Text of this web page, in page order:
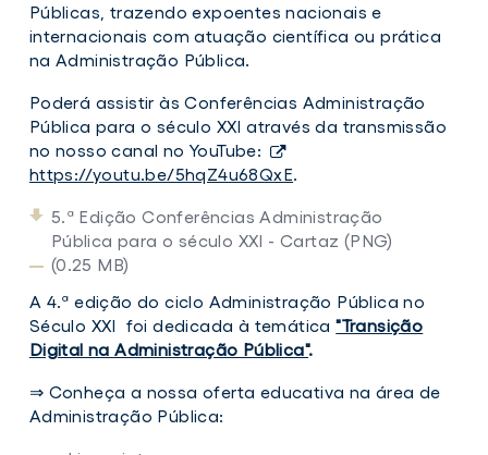
Públicas, trazendo expoentes nacionais e
internacionais com atuação científica ou prática
na Administração Pública.
Poderá assistir às Conferências Administração
Pública para o século XXI através da transmissão
no nosso canal no YouTube:
https://youtu.be/5hqZ4u68QxE.
5.ª Edição Conferências Administração
Pública para o século XXI - Cartaz (PNG)
(0.25 MB)
A 4.ª edição do ciclo Administração Pública no
Século XXI foi dedicada à temática"Transição
Digital na Administração Pública".
⇒ Conheça a nossa oferta educativa na área de
Administração Pública: